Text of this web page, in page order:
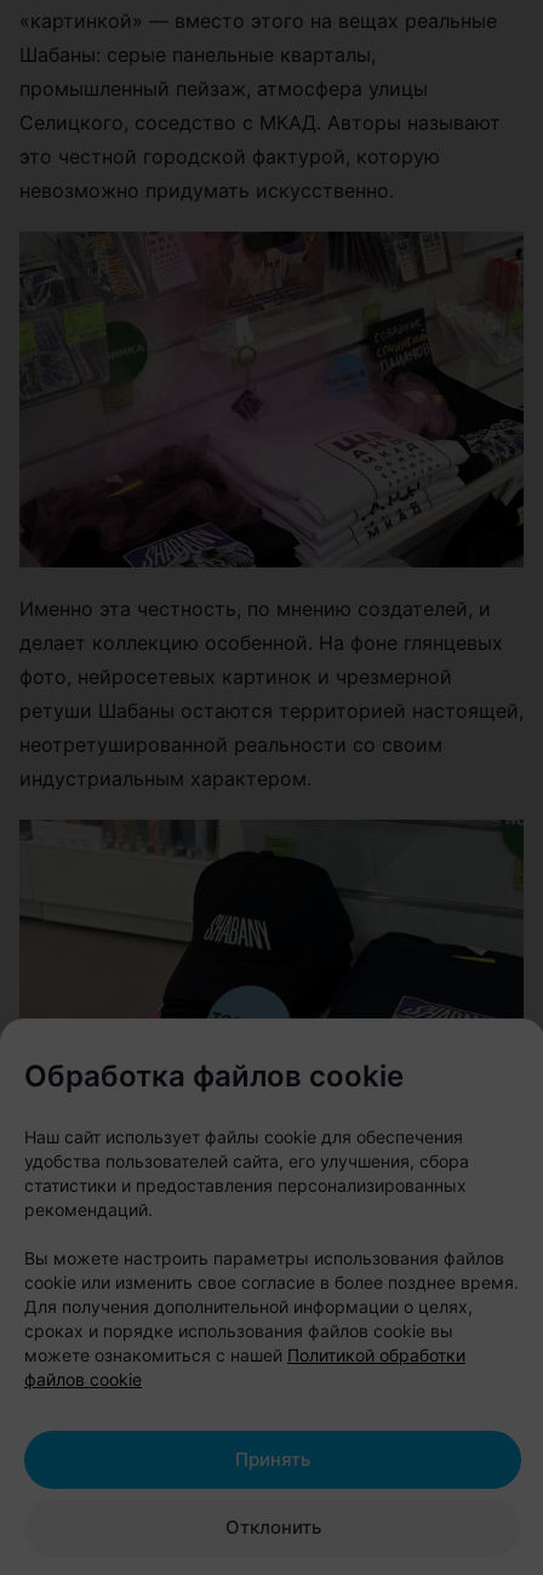
«картинкой» — вместо этого на вещах реальные
Шабаны: серые панельные кварталы,
промышленный пейзаж, атмосфера улицы
Селицкого, соседство с МКАД. Авторы называют
это честной городской фактурой, которую
невозможно придумать искусственно.
Именно эта честность, по мнению создателей, и
делает коллекцию особенной. На фоне глянцевых
фото, нейросетевых картинок и чрезмерной
ретуши Шабаны остаются территорией настоящей,
неотретушированной реальности со своим
индустриальным характером.
«Мы знаем, как любить Минск во всем
его многообразии — не только за
парадные фасады центра, но и за
честный, брутальный характер
спальных и промышленных районов.
Наш город — это не только проспект
предместье. Это еще и Шабаны — со
всеми их легендами, индустриальным
характером, панельной эстетикой и
Обработка файлов cookie
Наш сайт использует файлы cookie для обеспечения
удобства пользователей сайта, его улучшения, сбора
статистики и предоставления персонализированных
рекомендаций.
Вы можете настроить параметры использования файлов
cookie или изменить свое согласие в более позднее время.
Для получения дополнительной информации о целях,
сроках и порядке использования файлов cookie вы
можете ознакомиться с нашей Политикой обработки
файлов cookie
Отклонить
Принять